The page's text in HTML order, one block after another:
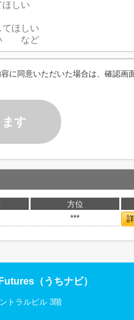
に同意いただいた場合は、確認画
す
方位
***
（うちナビ）
トラルビル 3階